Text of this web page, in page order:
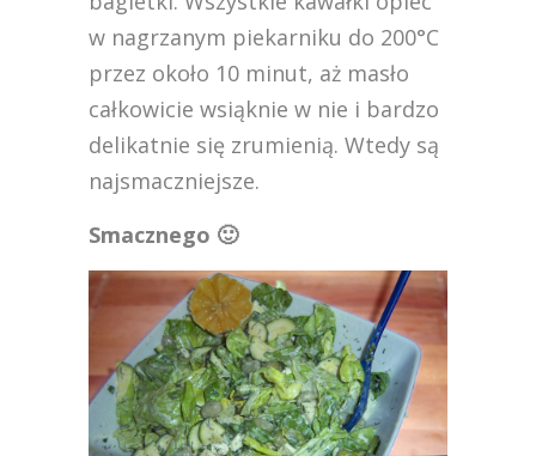
w nagrzanym piekarniku do 200°C
przez około 10 minut, aż masło
całkowicie wsiąknie w nie i bardzo
delikatnie się zrumienią. Wtedy są
najsmaczniejsze.
Smacznego 🙂